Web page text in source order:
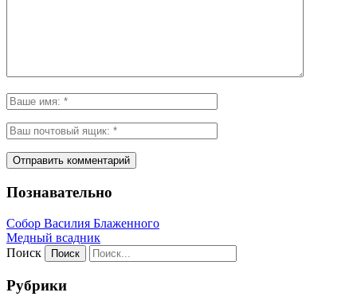
Познавательно
Собор Василия Блаженного
Медный всадник
Поиск
Рубрики